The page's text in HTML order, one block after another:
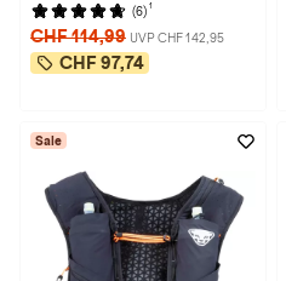
(6) 1
CHF 114,99 UVP CHF 142,95
CHF 97,74
Sale